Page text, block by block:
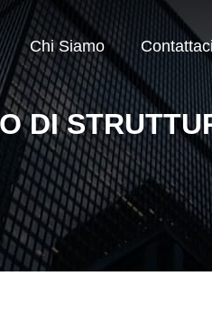
Chi Siamo Contattaci
DI